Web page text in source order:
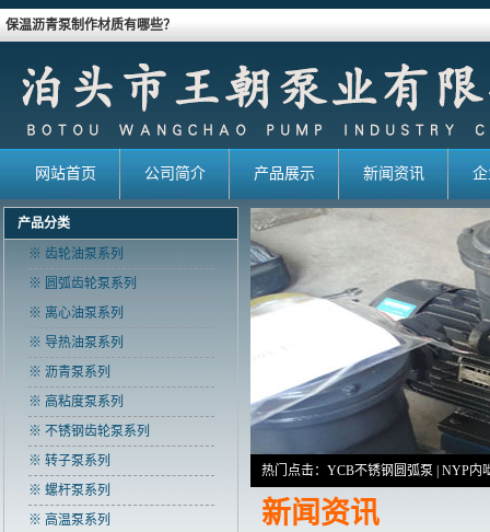
保温沥青泵制作材质有哪些？
网站首页 公司简介 产品展示 新闻资讯
产品分类
※ 齿轮油泵系列
※ 圆弧齿轮泵系列
※ 离心油泵系列
※ 导热油泵系列
※ 沥青泵系列
※ 高粘度泵系列
※ 不锈钢齿轮泵系列
※ 转子泵系列
※ 螺杆泵系列
※ 高温泵系列
热门点击： YCB不锈钢圆弧泵 NYP内
新闻资讯